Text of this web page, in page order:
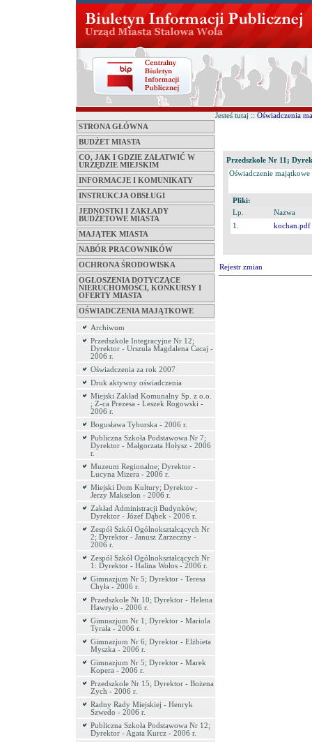
STRONA GŁÓWNA
BUDŻET MIASTA
CO, JAK I GDZIE ZAŁATWIĆ W
URZĘDZIE MIEJSKIM
INFORMACJE I KOMUNIKATY
INSTRUKCJA OBSŁUGI
JEDNOSTKI I ZAKŁADY
BUDŻETOWE MIASTA
MAJĄTEK MIASTA
NABÓR PRACOWNIKÓW
OCHRONA ŚRODOWISKA
OGŁOSZENIA DOTYCZĄCE
NIERUCHOMOŚCI, KONKURSY I
OFERTY MIASTA
OŚWIADCZENIA MAJĄTKOWE
Archiwum
Przedszkole Integracyjne Nr 12;
Dyrektor - Urszula Magdalena Cacaj -
2006 r.
Oświadczenia za rok 2007
Druk aktywny oświadczenia
Miejski Zakład Komunalny Sp. z o.o.
; Z-ca Prezesa - Leszek Rogowski -
2006 r.
Bogusława Tyburska - 2006 r.
Publiczna Szkoła Podstawowa Nr 7;
Dyrektor - Małgorzata Hołysz - 2006
r.
Muzeum Regionalne; Dyrektor -
Lucyna Mizera - 2006 r.
Miejski Dom Kultury; Dyrektor -
Jerzy Makselon - 2006 r.
Zakład Administracji Budynków;
Dyrektor - Józef Dąbek - 2006 r.
Zespół Szkół Ogólnokształcących Nr
2; Dyrektor - Janusz Zarzeczny -
2006 r.
Zespół Szkół Ogólnokształcących Nr
1: Dyrektor - Halina Wołos - 2006 r.
Gimnazjum Nr 5; Dyrektor - Teresa
Chyła - 2006 r.
Przedszkole Nr 10; Dyrektor - Helena
Hawryło - 2006 r.
Gimnazjum Nr 1; Dyrektor - Mariola
Tyrała - 2006 r.
Gimnazjum Nr 6; Dyrektor - Elżbieta
Myszka - 2006 r.
Gimnazjum Nr 5; Dyrektor - Marek
Kopera - 2006 r.
Przedszkole Nr 15; Dyrektor - Bożena
Zych - 2006 r.
Radny Rady Miejskiej - Henryk
Szwedo - 2006 r.
Publiczna Szkoła Podstawowa Nr 12;
Dyrektor - Agata Kurcz - 2006 r.
Jesteś tutaj :: Oświadczenia
Przedszkole Nr 11;
Oświadczenie
Pliki:
Lp.
Nazwa
1.
kochan.pdf
Rejestr zmian